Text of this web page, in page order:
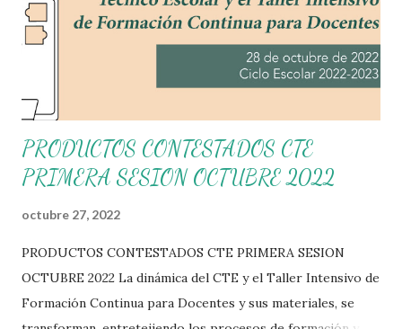
PRODUCTOS CONTESTADOS CTE
PRIMERA SESION OCTUBRE 2022
octubre 27, 2022
PRODUCTOS CONTESTADOS CTE PRIMERA SESION
OCTUBRE 2022 La dinámica del CTE y el Taller Intensivo de
Formación Continua para Docentes y sus materiales, se